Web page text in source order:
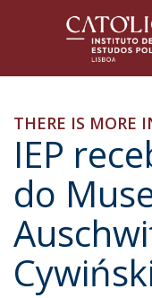
THERE IS MORE
​IEP
do